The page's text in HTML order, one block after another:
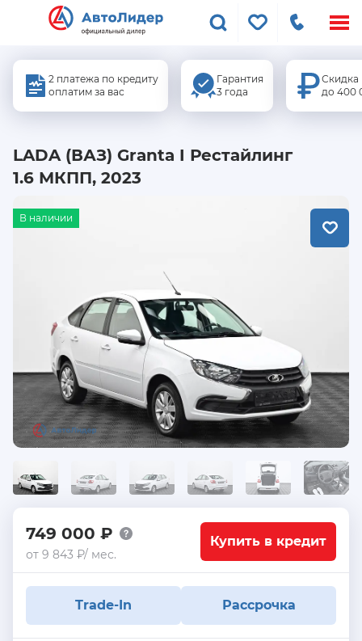
2 платежа по кредиту
оплатим за вас
Гарантия
3 года
Скидка
до 400
LADA (ВАЗ) Granta I Рестайлинг
1.6 МКПП, 2023
В наличии
749 000 ₽
от 9 843 ₽/ мес.
Купить в кредит
Trade-In Рассрочка